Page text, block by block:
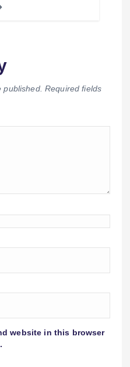
published. Required fields
website in this browser